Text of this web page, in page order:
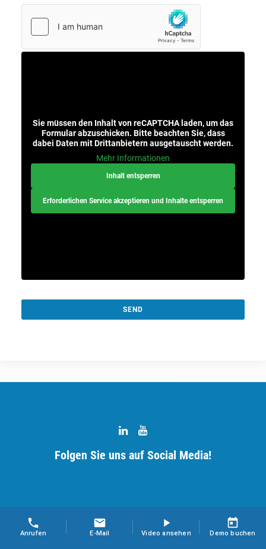
Sie müssen den Inhalt vonreCAPTCHA laden, um das
Formular abzuschicken. Bitte beachten Sie, dass
dabei Daten mit Drittanbietern ausgetauscht werden.
Mehr Informationen
Inhalt entsperren
Erforderlichen Service akzeptieren und Inhalte entsperren
SEND
be
Folgen Sie uns auf Social Media!
Anrufen E-Mail Video ansehen Demo buchen